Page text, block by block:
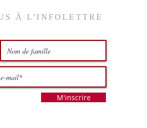
À L'INFOLETTRE
M'inscrire